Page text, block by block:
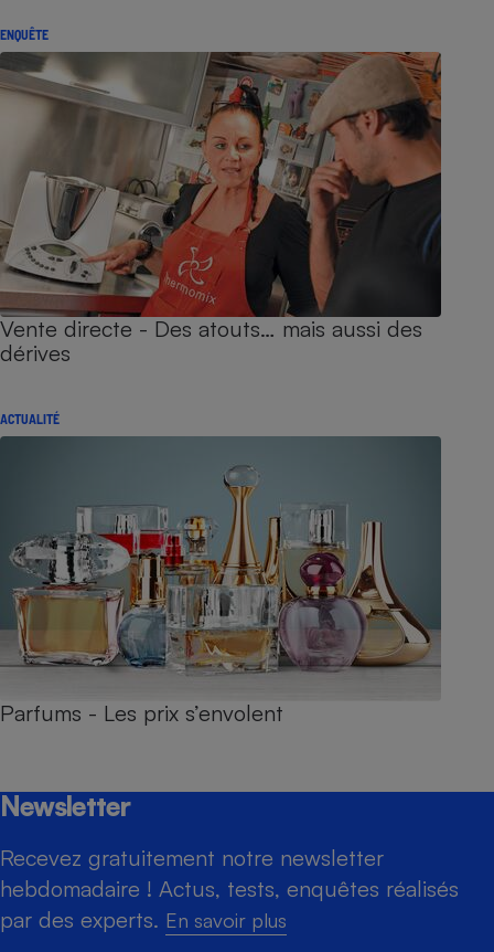
ENQUÊTE
Vente directe - Des atouts… mais aussi des
dérives
ACTUALITÉ
Parfums - Les prix s’envolent
Newsletter
Recevez gratuitement notre newsletter
hebdomadaire ! Actus, tests, enquêtes réalisés
par des experts. En savoir plus